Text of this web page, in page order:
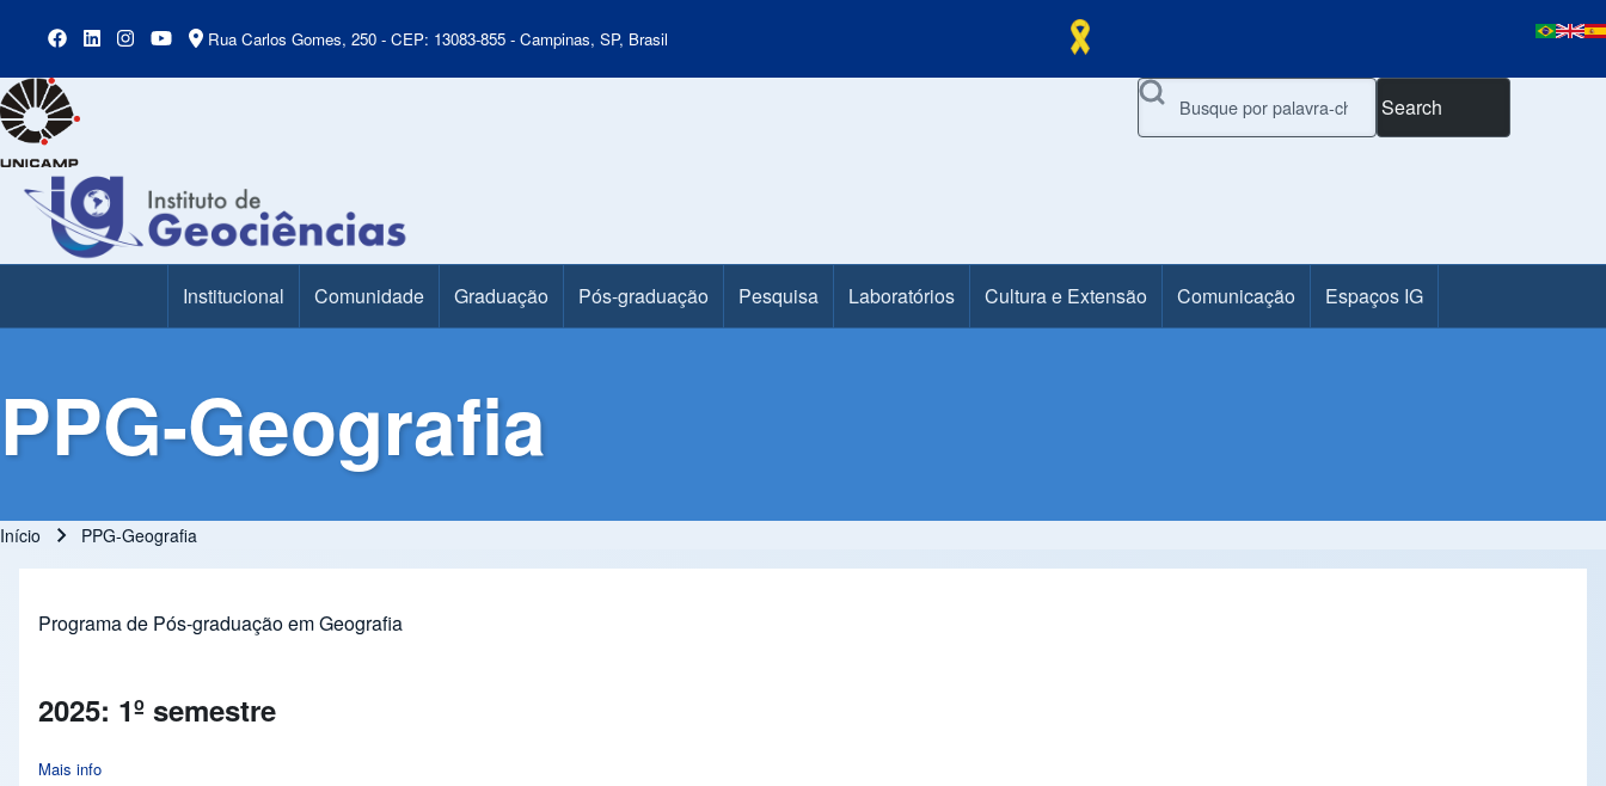
Rua Carlos Gomes, 250 - CEP: 13083-855 - Campinas, SP, Brasil
Search
Main MenuInstitucional Comunidade Graduação Pós-graduação Pesquisa Laboratórios Cultura e Extensão Comunicação Espaços IG
PPG-Geografia
Trilha de navegação
Início PPG-Geografia
Programa de Pós-graduação em Geografia
2025: 1º semestre
Mais info